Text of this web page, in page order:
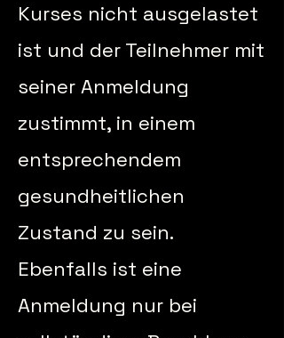
Kurses nicht ausgelastet
ist und der Teilnehmer mit
seiner Anmeldung
zustimmt, in einem
entsprechendem
gesundheitlichen
Zustand zu sein.
Ebenfalls ist eine
Anmeldung nur bei